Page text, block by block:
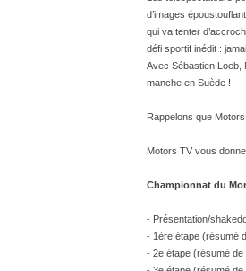
d’images
qui va tenter
défi sportif inédit :
Avec Sébastien Loeb,
manche en Suède !
Rappelons que
Motors TV vous
Championnat du
- Présentation/
- 1ère étape (résumé
- 2e étape (résumé de